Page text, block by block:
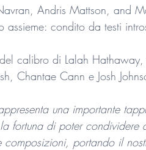
Andris Mattson, and
condito da testi
calibro di Lalah Hathaway,
Chantae Cann e Josh
una importante
fortuna di poter condividere
portando il